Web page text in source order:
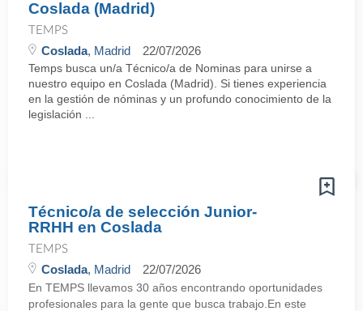
Coslada (Madrid)
TEMPS
Coslada, Madrid 22/07/2026
Temps busca un/a Técnico/a de Nominas para unirse a
nuestro equipo en Coslada (Madrid). Si tienes experiencia
en la gestión de nóminas y un profundo conocimiento de la
legislación ...
Técnico/a de selección Junior-
RRHH en Coslada
TEMPS
Coslada, Madrid 22/07/2026
En TEMPS llevamos 30 años encontrando oportunidades
profesionales para la gente que busca trabajo.En este